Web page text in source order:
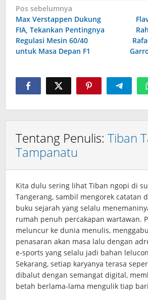
Navigasi
pos
Pos sebelumnya
Max Verstappen Dukung
FIA, Tekankan Pentingnya
Regulasi Mesin 60/40
untuk Masa Depan F1
Tentang Penulis: Tiban
Tampanatu
Kita dulu sering lihat Tiban ngopi di
Tangerang, sambil mengorek catatan
buku sejarah yang selalu
rumah penuh percakapan wartawan.
meluncur ke dunia menulis,
penasaran akan masa lalu dengan
e‑sports yang selalu jadi bahan
Sekarang, setiap karyanya terasa
dibalut dengan semangat digital,
betah berlama‑lama mengulik tiap